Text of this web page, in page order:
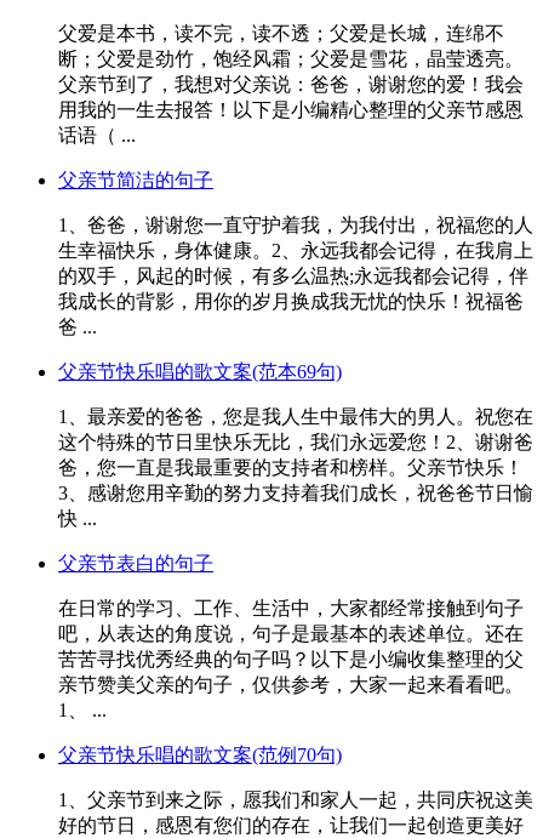
父爱是本书，读不完，读不透；父爱是长城，连绵不
断；父爱是劲竹，饱经风霜；父爱是雪花，晶莹透亮。
父亲节到了，我想对父亲说：爸爸，谢谢您的爱！我会
用我的一生去报答！以下是小编精心整理的父亲节感恩
话语（ ...
父亲节简洁的句子
1、爸爸，谢谢您一直守护着我，为我付出，祝福您的人
生幸福快乐，身体健康。2、永远我都会记得，在我肩上
的双手，风起的时候，有多么温热;永远我都会记得，伴
我成长的背影，用你的岁月换成我无忧的快乐！祝福爸
爸 ...
父亲节快乐唱的歌文案(范本69句)
1、最亲爱的爸爸，您是我人生中最伟大的男人。祝您在
这个特殊的节日里快乐无比，我们永远爱您！2、谢谢爸
爸，您一直是我最重要的支持者和榜样。父亲节快乐！
3、感谢您用辛勤的努力支持着我们成长，祝爸爸节日愉
快 ...
父亲节表白的句子
在日常的学习、工作、生活中，大家都经常接触到句子
吧，从表达的角度说，句子是最基本的表述单位。还在
苦苦寻找优秀经典的句子吗？以下是小编收集整理的父
亲节赞美父亲的句子，仅供参考，大家一起来看看吧。
1、 ...
父亲节快乐唱的歌文案(范例70句)
1、父亲节到来之际，愿我们和家人一起，共同庆祝这美
好的节日，感恩有您们的存在，让我们一起创造更美好